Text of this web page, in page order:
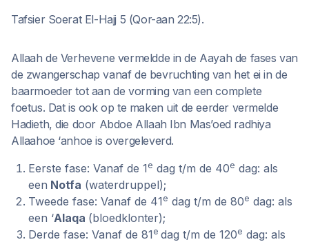
Tafsier Soerat El-Hajj 5 (Qor-aan 22:5).
Allaah de Verhevene vermeldde in de Aayah de fases van
de zwangerschap vanaf de bevruchting van het ei in de
baarmoeder tot aan de vorming van een complete
foetus. Dat is ook op te maken uit de eerder vermelde
Hadieth, die door Abdoe Allaah Ibn Mas’oed radhiya
Allaahoe ‘anhoe is overgeleverd.
Eerste fase: Vanaf de 1 e dag t/m de 40e dag: als
een Notfa (waterdruppel);
Tweede fase: Vanaf de 41 e dag t/m de 80e dag: als
een ‘Alaqa (bloedklonter);
Derde fase: Vanaf de 81 e dag t/m de 120e dag: als